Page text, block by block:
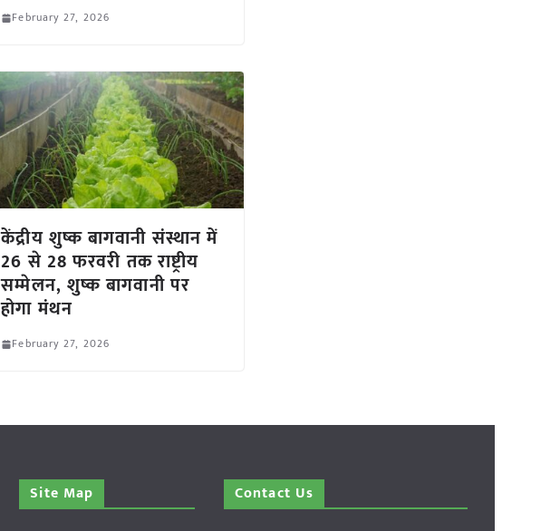
February 27, 2026
केंद्रीय शुष्क बागवानी संस्थान में
26 से 28 फरवरी तक राष्ट्रीय
सम्मेलन, शुष्क बागवानी पर
होगा मंथन
February 27, 2026
Site Map Contact Us